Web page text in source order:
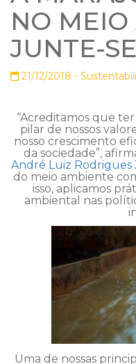
NO
JUNTE-
21/12/2018 -
“Acreditamos que
pilar de nossos
nosso crescimento
da sociedade”,
André Luiz Rodrigues
do meio ambiente
isso, aplicamos
ambiental nas
Uma de nossas